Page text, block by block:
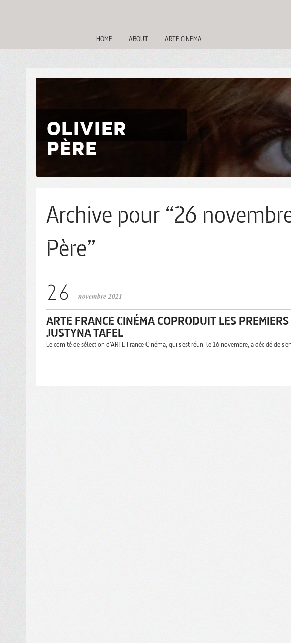
HOME ABOUT ARTE CINEMA
OLIVIER
PÈRE
Archive pour “26
Père”
novembre 2021
ARTE FRANCE CINÉMA COPRODUIT LES
JUSTYNA TAFEL
Le comité de sélection d’ARTE France Cinéma, qui s’est réuni le 16 novembre, a décidé de